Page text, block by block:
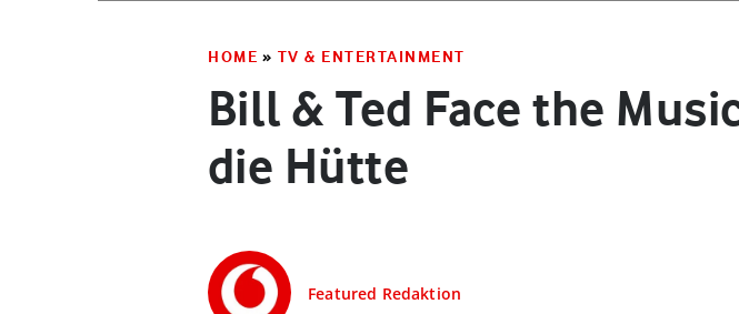
HOME » TV & ENTERTAINMENT
Bill & Ted Face the
die Hütte
Featured Redaktion